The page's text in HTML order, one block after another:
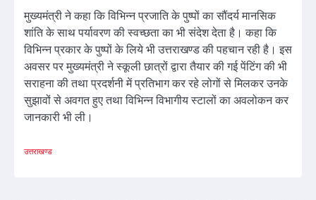
मुख्यमंत्री ने कहा कि विभिन्न प्रजाति के पुष्पों का सौंदर्य मानसिक
शांति के साथ पर्यावरण की स्वच्छता का भी संदेश देता है। कहा कि
विभिन्न प्रकार के पुष्पों के लिये भी उत्तराखण्ड की पहचान रही है। इस
अवसर पर मुख्यमंत्री ने स्कूली छात्रों द्वारा तैयार की गई पेंटिंग की भी
सराहना की तथा प्रदर्शनी में प्रतिभाग कर रहे लोगों से मिलकर उनके
सुझावों से अवगत हुए तथा विभिन्न विभागीय स्टालों का अवलोकन कर
जानकारी भी ली।
उत्तराखण्ड